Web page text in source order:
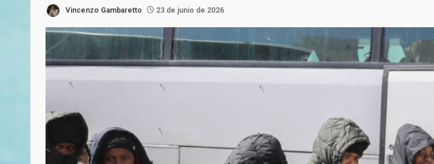
Vincenzo Gambaretto 23 de junio de 2026